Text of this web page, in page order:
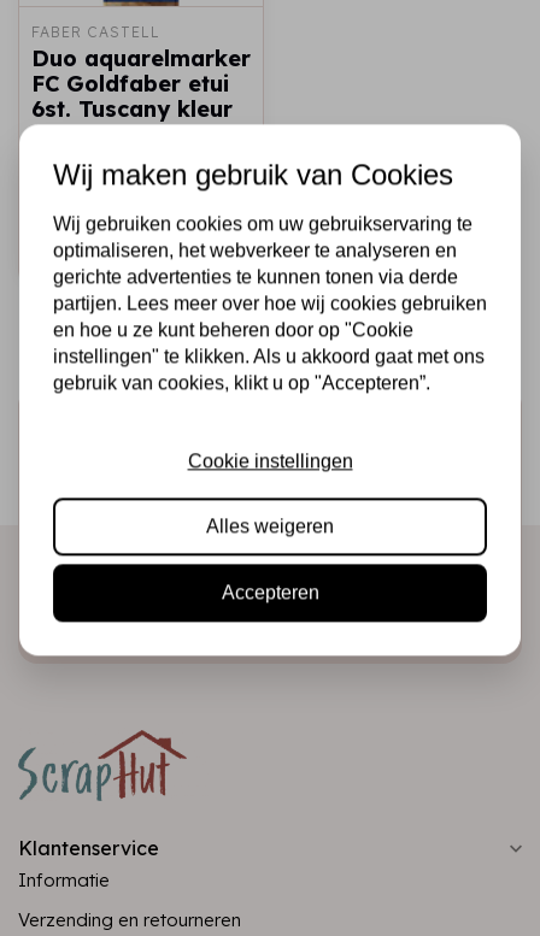
FABER CASTELL
Duo aquarelmarker
FC Goldfaber etui
6st. Tuscany kleur
nrs: 267, 283, 446,
269,
Snel toevoegen
Ontvang als eerste onze actie en nieuwe producten
direct in je mailbox!
Klantenservice
Informatie
Verzending en retourneren
Wij maken gebruik van Cookies
Wij gebruiken cookies om uw gebruikservaring te
optimaliseren, het webverkeer te analyseren en
gerichte advertenties te kunnen tonen via derde
partijen. Lees meer over hoe wij cookies gebruiken
en hoe u ze kunt beheren door op "Cookie
instellingen" te klikken. Als u akkoord gaat met ons
gebruik van cookies, klikt u op "Accepteren”.
Cookie instellingen
Alles weigeren
Accepteren